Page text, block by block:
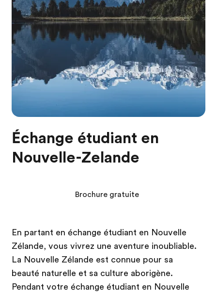
Trouver un bureau
A propos de nous
Qui sommes-nous ?
EF recrute
Rejoignez nos équipes
Échange étudiant en
Nouvelle-Zelande
En partant en échange étudiant en Nouvelle
Zélande, vous vivrez une aventure inoubliable.
La Nouvelle Zélande est connue pour sa
beauté naturelle et sa culture aborigène.
Pendant votre échange étudiant en Nouvelle
Brochure gratuite